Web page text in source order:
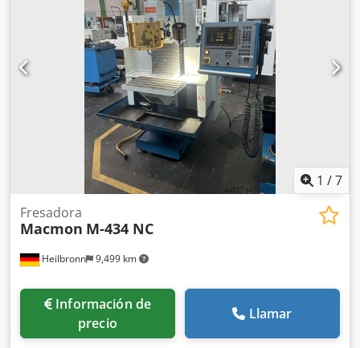
1 /7
Heilbronn 9,499 km
Fresadora
Macmon M-434 NC
Información de
precio
Llamar